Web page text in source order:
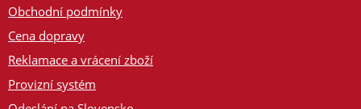
Obchodní podmínky
Cena dopravy
Reklamace a vrácení zboží
Provizní systém